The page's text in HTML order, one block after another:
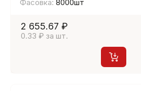
Фасовка: 8000шт
2 655.67 ₽
0.33 ₽ за шт.